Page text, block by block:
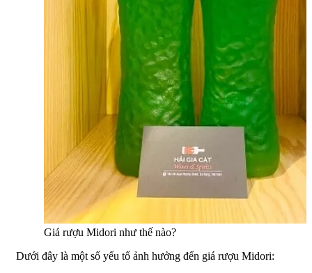
Giá rượu Midori như thế nào?
Dưới đây là một số yếu tố ảnh hưởng đến giá rượu Midori: